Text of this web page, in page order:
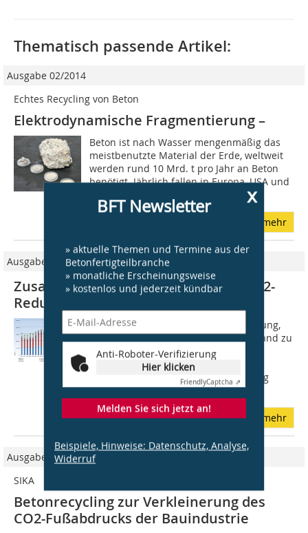
x
BFT Newsletter
» aktuelle Themen und Termine aus der
Betonfertigteilbranche
» monatliche Erscheinungsweise
» kostenlos und jederzeit kündbar
Anti-Roboter-Verifizierung
Hier klicken
FriendlyCaptcha ⇗
Melden Sie sich jetzt an!
Beispiele, Hinweise: Datenschutz, Analyse,
Widerruf
Thematisch passende Artikel:
Ausgabe 02/2014
Echtes Recycling von Beton
Elektrodynamische Fragmentierung –
Beton ist nach Wasser mengenmäßig das
meistbenutzte Material der Erde, weltweit
werden rund 10 Mrd. t pro Jahr an Beton
benötigt. Jährlich fallen in Europa, USA und
mehr
Ausgabe 10/2021
Zusatzmittel forcieren erhebliche CO2-
Reduktion bei Beton
Mit dem Beschluss der Bundesregierung,
bis 2045 Klimaneutralität in Deutschland zu
erreichen, ist der Druck auch in der
Bauwirtschaft weiter gewachsen,
umfassende Maßnahmen zur Senkung
der...
mehr
Ausgabe 06/2024
SIKA
Betonrecycling zur Verkleinerung des
CO2-Fußabdrucks der Bauindustrie